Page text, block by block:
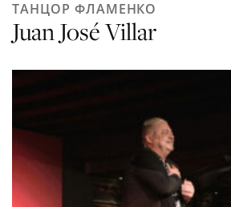
ТАНЦОР ФЛАМЕНКО
Juan José Villar